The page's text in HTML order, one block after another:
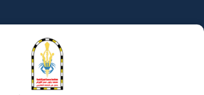
إلى
المحتوى